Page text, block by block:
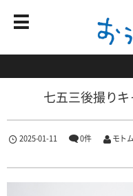
七五三後撮りキ
2025-01-11 0件 モト